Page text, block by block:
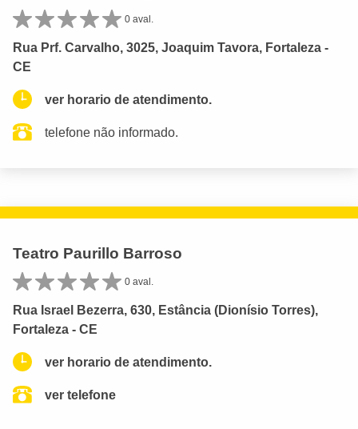
0 aval.
Rua Prf. Carvalho, 3025, Joaquim Tavora, Fortaleza -
CE
ver horario de atendimento.
telefone não informado.
Teatro Paurillo Barroso
0 aval.
Rua Israel Bezerra, 630, Estância (Dionísio Torres),
Fortaleza - CE
ver horario de atendimento.
ver telefone